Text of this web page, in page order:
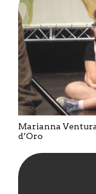
Marianna
d’Oro